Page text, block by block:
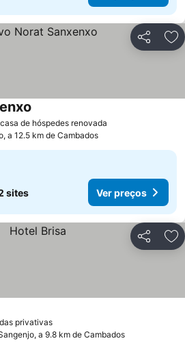
Partilhar
de hóspedes renovada
a 12.5 km de Cambados
sites Ver preços
Partilhar
privativas
a 9.8 km de Cambados